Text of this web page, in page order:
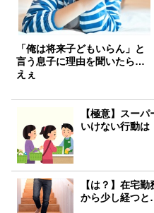
「俺は将来子どもいらん」と
言う息子に理由を聞いたら…
えぇ
【極意】スー
いけない行動は
【は？】在宅
から少し経つ